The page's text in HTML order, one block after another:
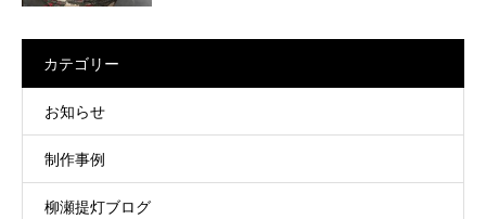
カテゴリー
お知らせ
制作事例
柳瀬提灯ブログ